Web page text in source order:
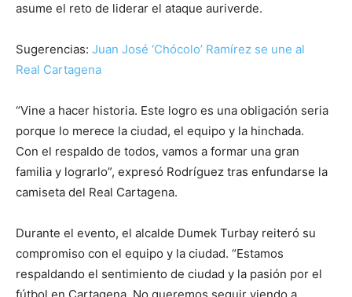
asume el reto de liderar el ataque auriverde.
Sugerencias: Juan José ‘Chócolo’ Ramírez se une al
Real Cartagena
“Vine a hacer historia. Este logro es una obligación seria
porque lo merece la ciudad, el equipo y la hinchada.
Con el respaldo de todos, vamos a formar una gran
familia y lograrlo”, expresó Rodríguez tras enfundarse la
camiseta del Real Cartagena.
Durante el evento, el alcalde Dumek Turbay reiteró su
compromiso con el equipo y la ciudad. “Estamos
respaldando el sentimiento de ciudad y la pasión por el